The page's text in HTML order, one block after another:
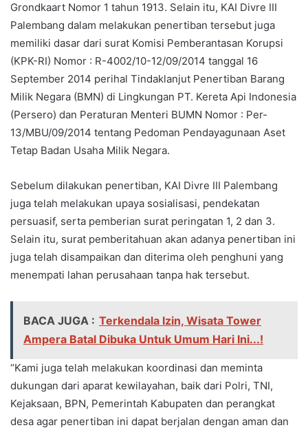
Grondkaart Nomor 1 tahun 1913. Selain itu, KAI Divre III
Palembang dalam melakukan penertiban tersebut juga
memiliki dasar dari surat Komisi Pemberantasan Korupsi
(KPK-RI) Nomor : R-4002/10-12/09/2014 tanggal 16
September 2014 perihal Tindaklanjut Penertiban Barang
Milik Negara (BMN) di Lingkungan PT. Kereta Api Indonesia
(Persero) dan Peraturan Menteri BUMN Nomor : Per-
13/MBU/09/2014 tentang Pedoman Pendayagunaan Aset
Tetap Badan Usaha Milik Negara.
Sebelum dilakukan penertiban, KAI Divre III Palembang
juga telah melakukan upaya sosialisasi, pendekatan
persuasif, serta pemberian surat peringatan 1, 2 dan 3.
Selain itu, surat pemberitahuan akan adanya penertiban ini
juga telah disampaikan dan diterima oleh penghuni yang
menempati lahan perusahaan tanpa hak tersebut.
BACA JUGA : Terkendala Izin, Wisata Tower
Ampera Batal Dibuka Untuk Umum Hari Ini...!
“Kami juga telah melakukan koordinasi dan meminta
dukungan dari aparat kewilayahan, baik dari Polri, TNI,
Kejaksaan, BPN, Pemerintah Kabupaten dan perangkat
desa agar penertiban ini dapat berjalan dengan aman dan